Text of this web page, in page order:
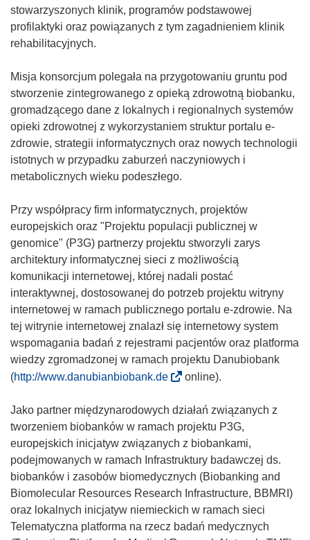
stowarzyszonych klinik, programów podstawowej
profilaktyki oraz powiązanych z tym zagadnieniem klinik
rehabilitacyjnych.
Misja konsorcjum polegała na przygotowaniu gruntu pod
stworzenie zintegrowanego z opieką zdrowotną biobanku,
gromadzącego dane z lokalnych i regionalnych systemów
opieki zdrowotnej z wykorzystaniem struktur portalu e-
zdrowie, strategii informatycznych oraz nowych technologii
istotnych w przypadku zaburzeń naczyniowych i
metabolicznych wieku podeszłego.
Przy współpracy firm informatycznych, projektów
europejskich oraz "Projektu populacji publicznej w
genomice" (P3G) partnerzy projektu stworzyli zarys
architektury informatycznej sieci z możliwością
komunikacji internetowej, której nadali postać
interaktywnej, dostosowanej do potrzeb projektu witryny
internetowej w ramach publicznego portalu e-zdrowie. Na
tej witrynie internetowej znalazł się internetowy system
wspomagania badań z rejestrami pacjentów oraz platforma
wiedzy zgromadzonej w ramach projektu Danubiobank
(http://www.danubianbiobank.de(
d
n
o
ś
n
i
k
o
online).
Jako partner międzynarodowych działań związanych z
tworzeniem biobanków w ramach projektu P3G,
europejskich inicjatyw związanych z biobankami,
podejmowanych w ramach Infrastruktury badawczej ds.
biobanków i zasobów biomedycznych (Biobanking and
Biomolecular Resources Research Infrastructure, BBMRI)
oraz lokalnych inicjatyw niemieckich w ramach sieci
Telematyczna platforma na rzecz badań medycznych